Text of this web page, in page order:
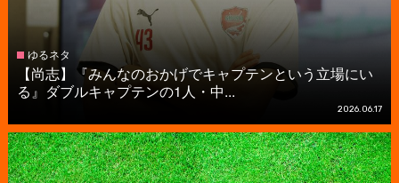
ゆるネタ
【尚志】『みんなのおかげでキャプテンという立場にい
る』ダブルキャプテンの1人・中...
2026.06.17